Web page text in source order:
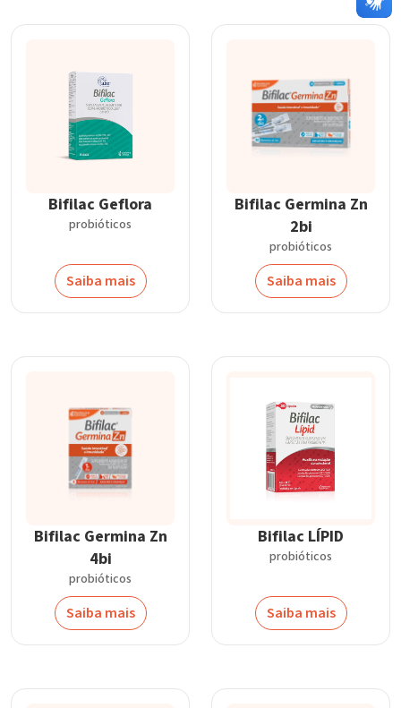
Bifilac Geflora
probióticos
Saiba mais
Bifilac Germina Zn
2bi
probióticos
Saiba mais
Bifilac Germina Zn
4bi
probióticos
Saiba mais
Bifilac LÍPID
probióticos
Saiba mais